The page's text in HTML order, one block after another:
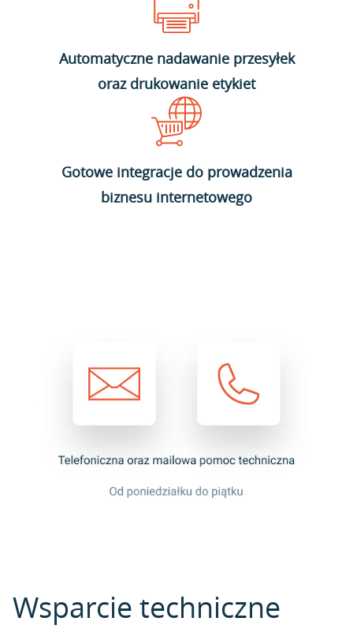
Automatyczne nadawanie przesyłek
oraz drukowanie etykiet
Gotowe integracje do prowadzenia
biznesu internetowego
Wsparcie techniczne